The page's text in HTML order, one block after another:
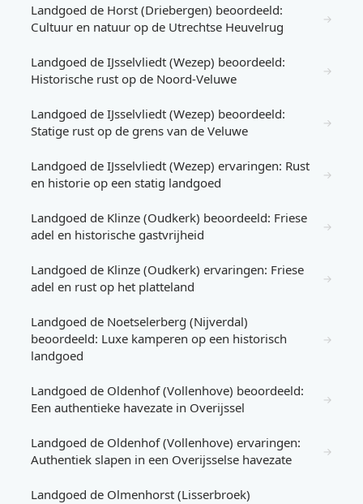
Landgoed de Horst (Driebergen) beoordeeld:
Cultuur en natuur op de Utrechtse Heuvelrug
→
Landgoed de IJsselvliedt (Wezep) beoordeeld:
Historische rust op de Noord-Veluwe
→
Landgoed de IJsselvliedt (Wezep) beoordeeld:
Statige rust op de grens van de Veluwe
→
Landgoed de IJsselvliedt (Wezep) ervaringen: Rust
en historie op een statig landgoed
→
Landgoed de Klinze (Oudkerk) beoordeeld: Friese
adel en historische gastvrijheid
→
Landgoed de Klinze (Oudkerk) ervaringen: Friese
adel en rust op het platteland
→
Landgoed de Noetselerberg (Nijverdal)
beoordeeld: Luxe kamperen op een historisch
landgoed
→
Landgoed de Oldenhof (Vollenhove) beoordeeld:
Een authentieke havezate in Overijssel
→
Landgoed de Oldenhof (Vollenhove) ervaringen:
Authentiek slapen in een Overijsselse havezate
→
Landgoed de Olmenhorst (Lisserbroek)